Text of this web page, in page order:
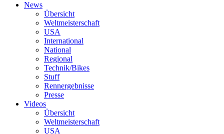
News
Übersicht
Weltmeisterschaft
USA
International
National
Regional
Technik/Bikes
Stuff
Rennergebnisse
Presse
Videos
Übersicht
Weltmeisterschaft
USA